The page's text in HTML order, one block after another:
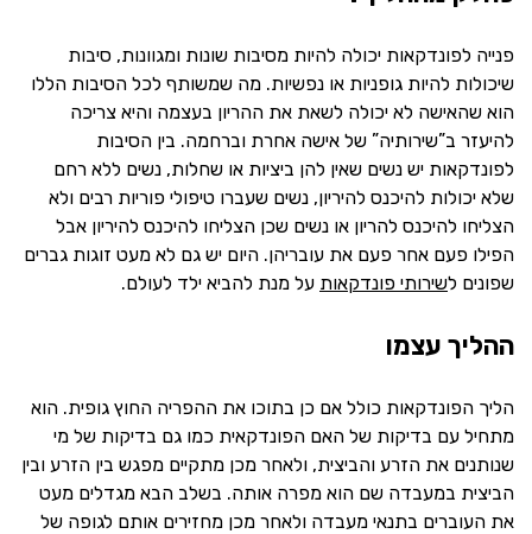
פנייה לפונדקאות יכולה להיות מסיבות שונות ומגוונות, סיבות
שיכולות להיות גופניות או נפשיות. מה שמשותף לכל הסיבות הללו
הוא שהאישה לא יכולה לשאת את ההריון בעצמה והיא צריכה
להיעזר ב”שירותיה” של אישה אחרת וברחמה. בין הסיבות
לפונדקאות יש נשים שאין להן ביציות או שחלות, נשים ללא רחם
שלא יכולות להיכנס להיריון, נשים שעברו טיפולי פוריות רבים ולא
הצליחו להיכנס להריון או נשים שכן הצליחו להיכנס להיריון אבל
הפילו פעם אחר פעם את עובריהן. היום יש גם לא מעט זוגות גברים
שפונים לשירותי פונדקאות על מנת להביא ילד לעולם.
ההליך עצמו
הליך הפונדקאות כולל אם כן בתוכו את ההפריה החוץ גופית. הוא
מתחיל עם בדיקות של האם הפונדקאית כמו גם בדיקות של מי
שנותנים את הזרע והביצית, ולאחר מכן מתקיים מפגש בין הזרע ובין
הביצית במעבדה שם הוא מפרה אותה. בשלב הבא מגדלים מעט
את העוברים בתנאי מעבדה ולאחר מכן מחזירים אותם לגופה של